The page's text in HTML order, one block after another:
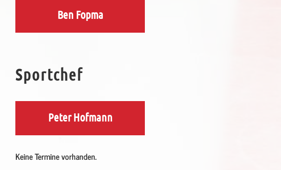
Ben Fopma
Sportchef
Peter Hofmann
Keine Termine vorhanden.